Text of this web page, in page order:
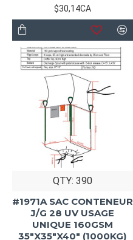
$30,14CA
QTY: 390
#1971A SAC CONTENEUR
J/G 28 UV USAGE
UNIQUE 160GSM
35"X35"X40" (1000KG)